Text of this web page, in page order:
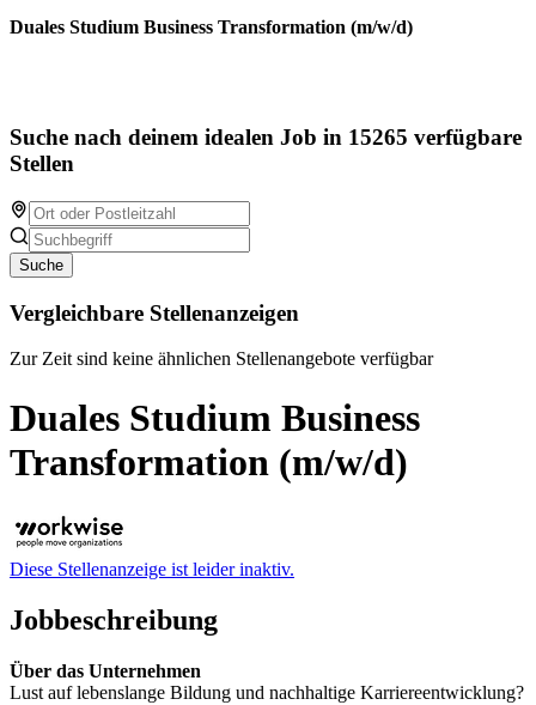
Duales Studium Business Transformation (m/w/d)
Suche nach deinem idealen Job in 15265 verfügbare
Stellen
Suche
Vergleichbare Stellenanzeigen
Zur Zeit sind keine ähnlichen Stellenangebote verfügbar
Duales Studium Business
Transformation (m/w/d)
Diese Stellenanzeige ist leider inaktiv.
Jobbeschreibung
Über das Unternehmen
Lust auf lebenslange Bildung und nachhaltige Karriereentwicklung?